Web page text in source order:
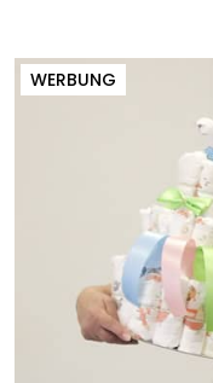
WERBUNG